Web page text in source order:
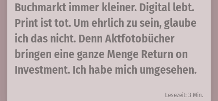
Buchmarkt immer kleiner. Digital lebt.
Print ist tot. Um ehrlich zu sein, glaube
ich das nicht. Denn Aktfotobücher
bringen eine ganze Menge Return on
Investment. Ich habe mich umgesehen.
Lesezeit: 3 Min.